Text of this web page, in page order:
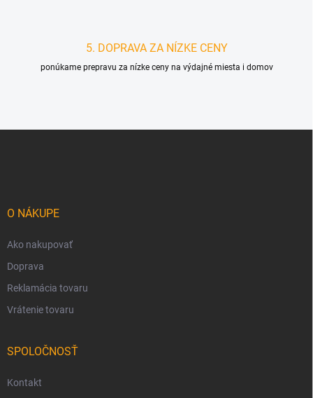
5. DOPRAVA ZA NÍZKE CENY
ponúkame prepravu za nízke ceny na výdajné miesta i domov
O NÁKUPE
Ako nakupovať
Doprava
Reklamácia tovaru
Vrátenie tovaru
SPOLOČNOSŤ
Kontakt